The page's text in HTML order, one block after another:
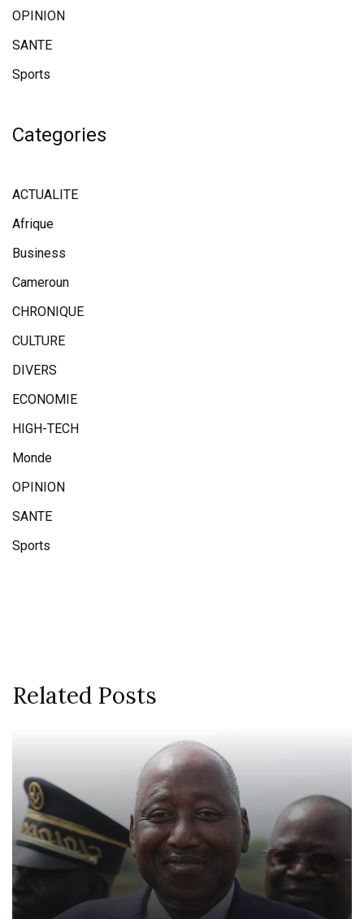
OPINION
SANTE
Sports
Categories
ACTUALITE
Afrique
Business
Cameroun
CHRONIQUE
CULTURE
DIVERS
ECONOMIE
HIGH-TECH
Monde
OPINION
SANTE
Sports
Related Posts